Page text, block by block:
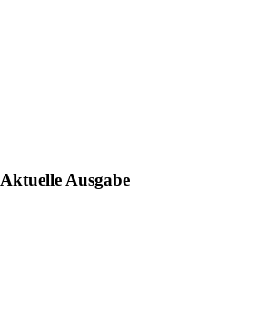
Aktuelle Ausgabe